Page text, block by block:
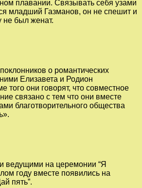
плавании. Связывать себя узами
младший Газманов, он не спешит и
не был женат.
о романтических
Елизавета и Родион
того они говорят, что совместное
связано с тем что они вместе
благотворительного общества
ведущими на церемонии “Я
году вместе появились на
пять”.